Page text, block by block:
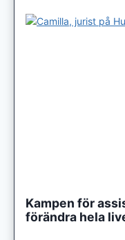
Kampen för
förändra hela